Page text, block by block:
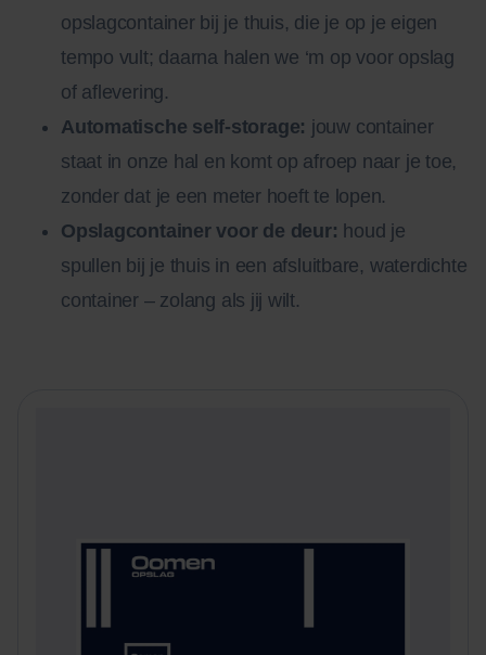
opslagcontainer bij je thuis, die je op je eigen
tempo vult; daarna halen we ‘m op voor opslag
of aflevering.
Automatische self-storage: jouw container
staat in onze hal en komt op afroep naar je toe,
zonder dat je een meter hoeft te lopen.
Opslagcontainer voor de deur: houd je
spullen bij je thuis in een afsluitbare, waterdichte
container – zolang als jij wilt.